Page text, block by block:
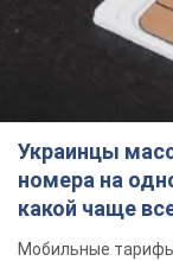
Украинцы
номера на
какой чаще
Мобильные